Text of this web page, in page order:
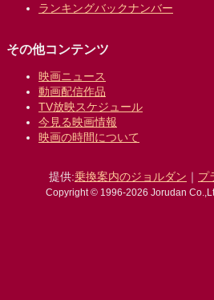
ランキングバックナンバー
その他コンテンツ
映画ニュース
動画配信作品
TV放映スケジュール
今見る映画情報
映画の時間について
提供:乗換案内のジョルダン ｜ プ
Copyright © 1996-2026 Jorudan